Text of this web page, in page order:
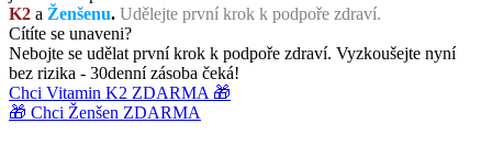
K2 a Ženšenu. Udělejte první krok k podpoře zdraví.
Cítíte se unaveni?
Nebojte se udělat první krok k podpoře zdraví. Vyzkoušejte nyní
bez rizika - 30denní zásoba čeká!
Chci Vitamin K2 ZDARMA 🎁
🎁 Chci Ženšen ZDARMA